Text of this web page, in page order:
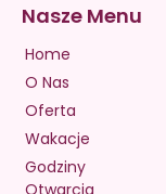
Nasze Menu
Home
O Nas
Oferta
Wakacje
Godziny
Otwarcia